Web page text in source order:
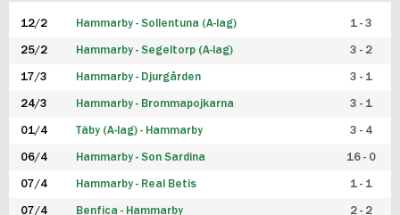
F19
FUTSAL HERR
FUTSAL DAM
12/2 Hammarby - Sollentuna (A-lag) 1 - 3
25/2 Hammarby - Segeltorp (A-lag) 3 - 2
17/3 Hammarby - Djurgården 3 - 1
24/3 Hammarby - Brommapojkarna 3 - 1
01/4 Täby (A-lag) - Hammarby 3 - 4
06/4 Hammarby - Son Sardina 16 - 0
07/4 Hammarby - Real Betis 1 - 1
07/4 Benfica - Hammarby 2 - 2